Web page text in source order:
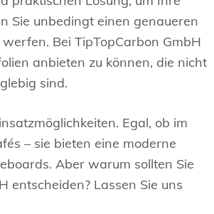
Sie unbedingt einen genaueren
Bei TipTopCarbon GmbH
anbieten zu können, die nicht
sind.
Egal, ob im
– sie bieten eine moderne
Aber warum sollten Sie
entscheiden? Lassen Sie uns